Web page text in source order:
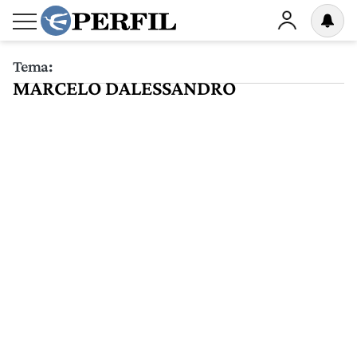
Tema:
MARCELO DALESSANDRO